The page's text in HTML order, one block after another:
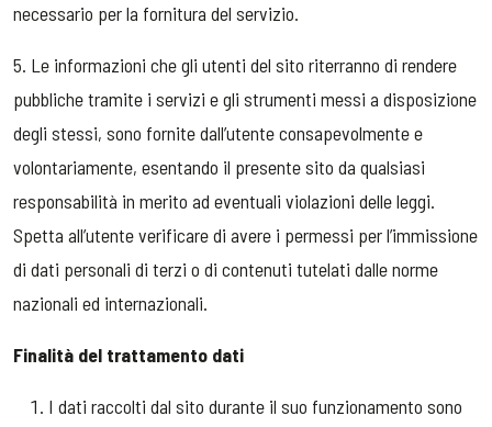
necessario per la fornitura del servizio.
5. Le informazioni che gli utenti del sito riterranno di rendere
pubbliche tramite i servizi e gli strumenti messi a disposizione
degli stessi, sono fornite dall’utente consapevolmente e
volontariamente, esentando il presente sito da qualsiasi
responsabilità in merito ad eventuali violazioni delle leggi.
Spetta all’utente verificare di avere i permessi per l’immissione
di dati personali di terzi o di contenuti tutelati dalle norme
nazionali ed internazionali.
Finalità del trattamento dati
I dati raccolti dal sito durante il suo funzionamento sono